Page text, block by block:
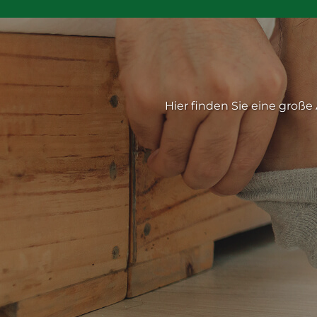
Hier finden Sie eine
Hier finden Sie eine große
Hier finden Sie